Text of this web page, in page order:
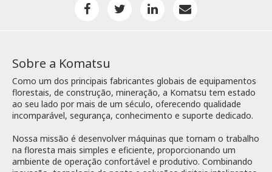
Sobre a Komatsu
Como um dos principais fabricantes globais de equipamentos
florestais, de construção, mineração, a Komatsu tem estado
ao seu lado por mais de um século, oferecendo qualidade
incomparável, segurança, conhecimento e suporte dedicado.
Nossa missão é desenvolver máquinas que tornam o trabalho
na floresta mais simples e eficiente, proporcionando um
ambiente de operação confortável e produtivo. Combinando